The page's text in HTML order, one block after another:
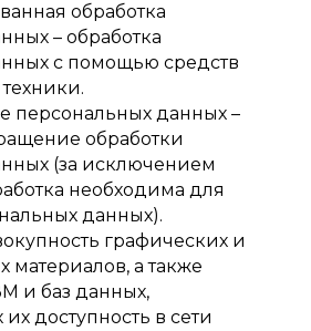
обработка
– обработка
с помощью средств
персональных данных –
обработки
(за исключением
необходима для
данных).
графических и
а также
и баз данных,
доступность в сети